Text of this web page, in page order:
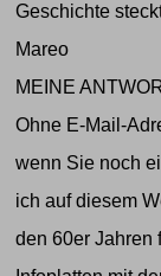
Geschichte
Mareo
MEINE
Ohne E-Mail-
wenn Sie noch
ich auf diesem
den 60er Jahren